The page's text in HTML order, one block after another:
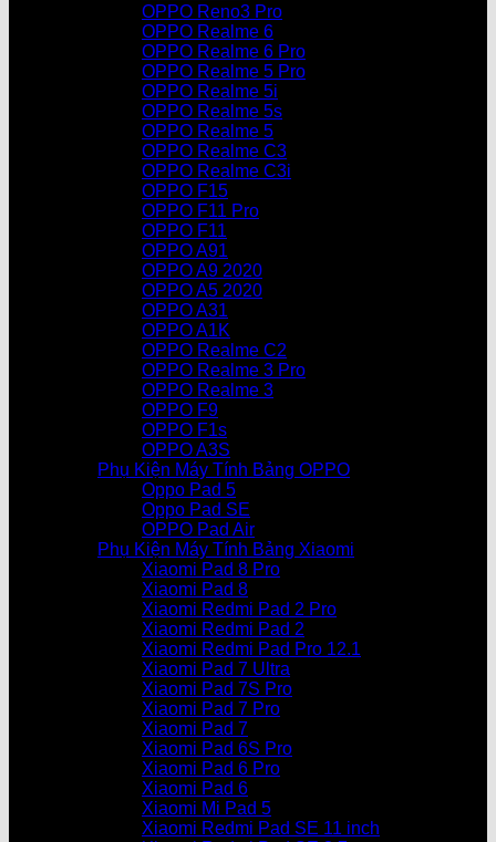
OPPO Reno3 Pro
OPPO Realme 6
OPPO Realme 6 Pro
OPPO Realme 5 Pro
OPPO Realme 5i
OPPO Realme 5s
OPPO Realme 5
OPPO Realme C3
OPPO Realme C3i
OPPO F15
OPPO F11 Pro
OPPO F11
OPPO A91
OPPO A9 2020
OPPO A5 2020
OPPO A31
OPPO A1K
OPPO Realme C2
OPPO Realme 3 Pro
OPPO Realme 3
OPPO F9
OPPO F1s
OPPO A3S
Phụ Kiện Máy Tính Bảng OPPO
Oppo Pad 5
Oppo Pad SE
OPPO Pad Air
Phụ Kiện Máy Tính Bảng Xiaomi
Xiaomi Pad 8 Pro
Xiaomi Pad 8
Xiaomi Redmi Pad 2 Pro
Xiaomi Redmi Pad 2
Xiaomi Redmi Pad Pro 12.1
Xiaomi Pad 7 Ultra
Xiaomi Pad 7S Pro
Xiaomi Pad 7 Pro
Xiaomi Pad 7
Xiaomi Pad 6S Pro
Xiaomi Pad 6 Pro
Xiaomi Pad 6
Xiaomi Mi Pad 5
Xiaomi Redmi Pad SE 11 inch